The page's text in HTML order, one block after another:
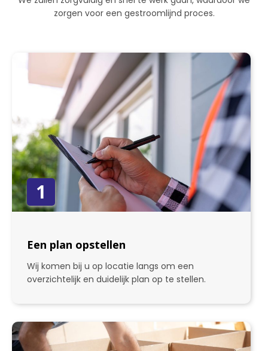
zorgen voor een gestroomlijnd proces.
1
Een plan opstellen
Wij komen bij u op locatie langs om een
overzichtelijk en duidelijk plan op te stellen.